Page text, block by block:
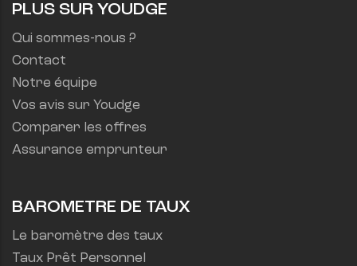
PLUS SUR YOUDGE
Qui sommes-nous ?
Contact
Notre équipe
Vos avis sur Youdge
Comparer les offres
Assurance emprunteur
BAROMETRE DE TAUX
Le baromètre des taux
Taux Prêt Personnel